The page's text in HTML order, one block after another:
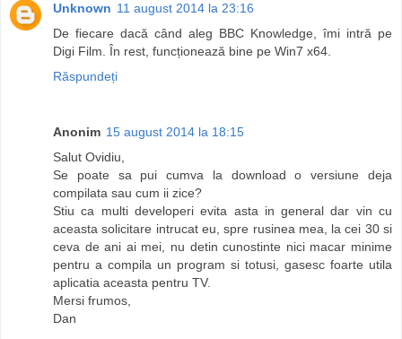
Unknown 11 august 2014 la 23:16
De fiecare dacă când aleg BBC Knowledge, îmi intră pe
Digi Film. În rest, funcționează bine pe Win7 x64.
Răspundeți
Anonim 15 august 2014 la 18:15
Salut Ovidiu,
Se poate sa pui cumva la download o versiune deja
compilata sau cum ii zice?
Stiu ca multi developeri evita asta in general dar vin cu
aceasta solicitare intrucat eu, spre rusinea mea, la cei 30 si
ceva de ani ai mei, nu detin cunostinte nici macar minime
pentru a compila un program si totusi, gasesc foarte utila
aplicatia aceasta pentru TV.
Mersi frumos,
Dan